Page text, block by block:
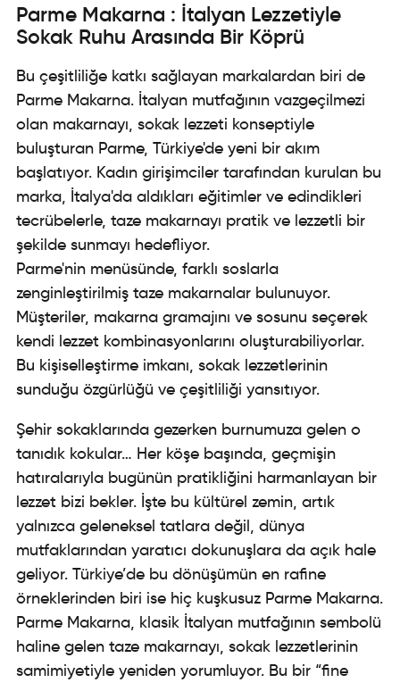
Parme Makarna : İtalyan Lezzetiyle
Sokak Ruhu Arasında Bir Köprü
Bu çeşitliliğe katkı sağlayan markalardan biri de
Parme Makarna. İtalyan mutfağının vazgeçilmezi
olan makarnayı, sokak lezzeti konseptiyle
buluşturan Parme, Türkiye'de yeni bir akım
başlatıyor. Kadın girişimciler tarafından kurulan bu
marka, İtalya'da aldıkları eğitimler ve edindikleri
tecrübelerle, taze makarnayı pratik ve lezzetli bir
şekilde sunmayı hedefliyor.
Parme'nin menüsünde, farklı soslarla
zenginleştirilmiş taze makarnalar bulunuyor.
Müşteriler, makarna gramajını ve sosunu seçerek
kendi lezzet kombinasyonlarını oluşturabiliyorlar.
Bu kişiselleştirme imkanı, sokak lezzetlerinin
sunduğu özgürlüğü ve çeşitliliği yansıtıyor.
Şehir sokaklarında gezerken burnumuza gelen o
tanıdık kokular… Her köşe başında, geçmişin
hatıralarıyla bugünün pratikliğini harmanlayan bir
lezzet bizi bekler. İşte bu kültürel zemin, artık
yalnızca geleneksel tatlara değil, dünya
mutfaklarından yaratıcı dokunuşlara da açık hale
geliyor. Türkiye’de bu dönüşümün en rafine
örneklerinden biri ise hiç kuşkusuz Parme Makarna.
Parme Makarna, klasik İtalyan mutfağının sembolü
haline gelen taze makarnayı, sokak lezzetlerinin
samimiyetiyle yeniden yorumluyor. Bu bir “fine